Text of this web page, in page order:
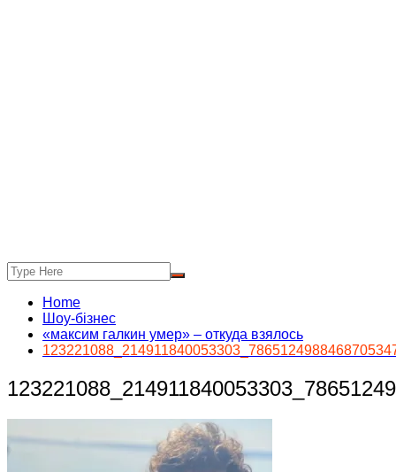
Home
Шоу-бізнес
«максим галкин умер» – откуда взялось